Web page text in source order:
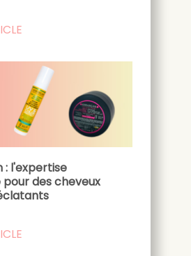
: l'expertise
des cheveux